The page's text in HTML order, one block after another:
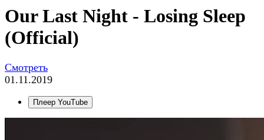
Our Last Night - Losing Sleep
(Official)
Смотреть
01.11.2019
Плеер YouTube